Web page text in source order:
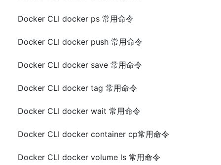
Docker CLI docker ps 常用命令
Docker CLI docker push 常用命令
Docker CLI docker save 常用命令
Docker CLI docker tag 常用命令
Docker CLI docker wait 常用命令
Docker CLI docker container cp常用命令
Docker CLI docker volume ls 常用命令